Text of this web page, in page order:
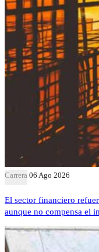
Carrera 06 Ago 2026
El sector financiero
aunque no compensa el